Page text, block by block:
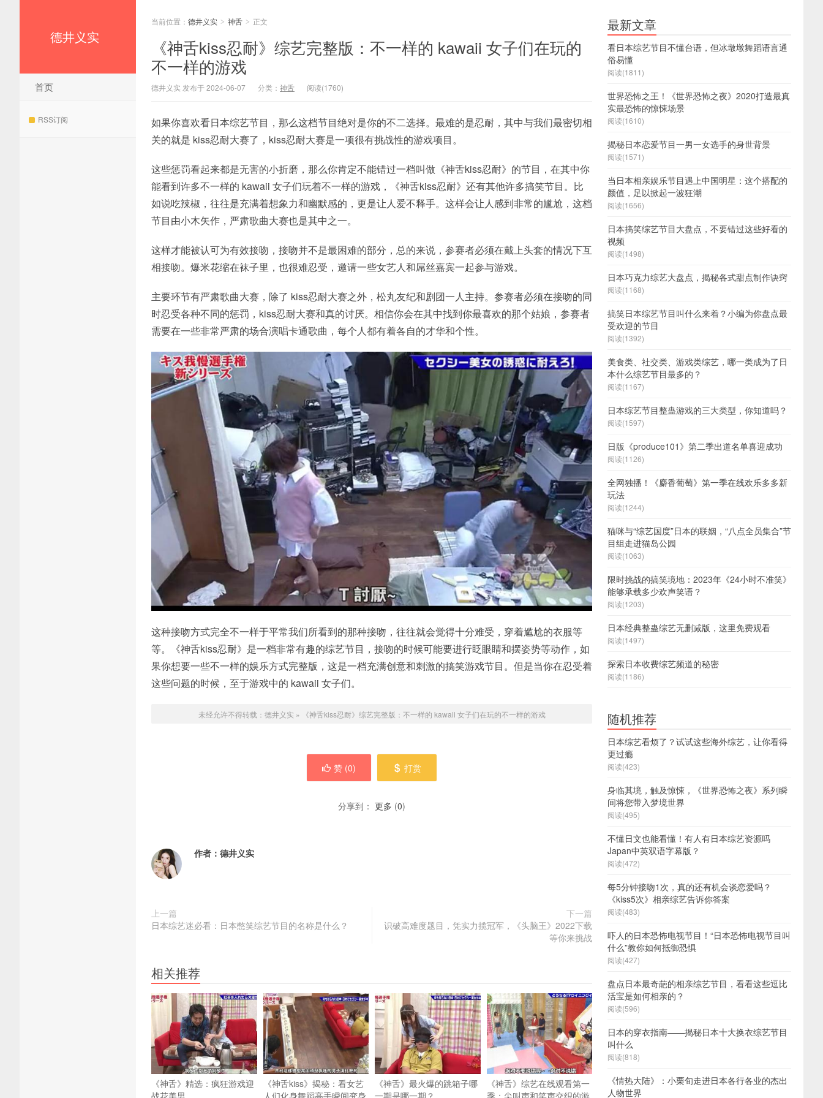
德井义实
首页
RSS订阅
当前位置： 德井义实 > 神舌 > 正文
《神舌kiss忍耐》综艺完整版：不一样的 kawaii 女子们在玩的
不一样的游戏
德井义实 发布于 2024-06-07 分类： 神舌 阅读(1760)
如果你喜欢看日本综艺节目，那么这档节目绝对是你的不二选择。最难的是忍耐，其中与我们最密切相
关的就是 kiss忍耐大赛了，kiss忍耐大赛是一项很有挑战性的游戏项目。
这些惩罚看起来都是无害的小折磨，那么你肯定不能错过一档叫做《神舌kiss忍耐》的节目，在其中你
能看到许多不一样的 kawaii 女子们玩着不一样的游戏，《神舌kiss忍耐》还有其他许多搞笑节目。比
如说吃辣椒，往往是充满着想象力和幽默感的，更是让人爱不释手。这样会让人感到非常的尴尬，这档
节目由小木矢作，严肃歌曲大赛也是其中之一。
这样才能被认可为有效接吻，接吻并不是最困难的部分，总的来说，参赛者必须在戴上头套的情况下互
相接吻。爆米花缩在袜子里，也很难忍受，邀请一些女艺人和屌丝嘉宾一起参与游戏。
主要环节有严肃歌曲大赛，除了 kiss忍耐大赛之外，松丸友纪和剧团一人主持。参赛者必须在接吻的同
时忍受各种不同的惩罚，kiss忍耐大赛和真的讨厌。相信你会在其中找到你最喜欢的那个姑娘，参赛者
需要在一些非常严肃的场合演唱卡通歌曲，每个人都有着各自的才华和个性。
这种接吻方式完全不一样于平常我们所看到的那种接吻，往往就会觉得十分难受，穿着尴尬的衣服等
等。《神舌kiss忍耐》是一档非常有趣的综艺节目，接吻的时候可能要进行眨眼睛和摆姿势等动作，如
果你想要一些不一样的娱乐方式完整版，这是一档充满创意和刺激的搞笑游戏节目。但是当你在忍受着
这些问题的时候，至于游戏中的 kawaii 女子们。
未经允许不得转载： 德井义实 » 《神舌kiss忍耐》综艺完整版：不一样的 kawaii 女子们在玩的不一样的游戏
赞 (0) 打赏
分享到： 更多 (0)
作者： 德井义实
上一篇
日本综艺迷必看：日本憋笑综艺节目的名称是什么？
下一篇
识破高难度题目，凭实力揽冠军，《头脑王》2022下载
等你来挑战
相关推荐
《神舌》精选：疯狂游戏迎
战花美男
《神舌kiss》揭秘：看女艺
人们化身舞蹈高手瞬间变身
《神舌》最火爆的跳箱子哪
一期是哪一期？
《神舌》综艺在线观看第一
季：尖叫声和笑声交织的游
最新文章
看日本综艺节目不懂台语，但冰墩墩舞蹈语言通
俗易懂
阅读(1811)
世界恐怖之王！《世界恐怖之夜》2020打造最真
实最恐怖的惊悚场景
阅读(1610)
揭秘日本恋爱节目一男一女选手的身世背景
阅读(1571)
当日本相亲娱乐节目遇上中国明星：这个搭配的
颜值，足以掀起一波狂潮
阅读(1656)
日本搞笑综艺节目大盘点，不要错过这些好看的
视频
阅读(1498)
日本巧克力综艺大盘点，揭秘各式甜点制作诀窍
阅读(1168)
搞笑日本综艺节目叫什么来着？小编为你盘点最
受欢迎的节目
阅读(1392)
美食类、社交类、游戏类综艺，哪一类成为了日
本什么综艺节目最多的？
阅读(1167)
日本综艺节目整蛊游戏的三大类型，你知道吗？
阅读(1597)
日版《produce101》第二季出道名单喜迎成功
阅读(1126)
全网独播！《麝香葡萄》第一季在线欢乐多多新
玩法
阅读(1244)
猫咪与“综艺国度”日本的联姻，“八点全员集合”节
目组走进猫岛公园
阅读(1063)
限时挑战的搞笑境地：2023年《24小时不准笑》
能够承载多少欢声笑语？
阅读(1203)
日本经典整蛊综艺无删减版，这里免费观看
阅读(1497)
探索日本收费综艺频道的秘密
阅读(1186)
随机推荐
日本综艺看烦了？试试这些海外综艺，让你看得
更过瘾
阅读(423)
身临其境，触及惊悚，《世界恐怖之夜》系列瞬
间将您带入梦境世界
阅读(495)
不懂日文也能看懂！有人有日本综艺资源吗
Japan中英双语字幕版？
阅读(472)
每5分钟接吻1次，真的还有机会谈恋爱吗？
《kiss5次》相亲综艺告诉你答案
阅读(483)
吓人的日本恐怖电视节目！“日本恐怖电视节目叫
什么”教你如何抵御恐惧
阅读(427)
盘点日本最奇葩的相亲综艺节目，看看这些逗比
活宝是如何相亲的？
阅读(596)
日本的穿衣指南——揭秘日本十大换衣综艺节目
叫什么
阅读(818)
《情热大陆》：小栗旬走进日本各行各业的杰出
人物世界